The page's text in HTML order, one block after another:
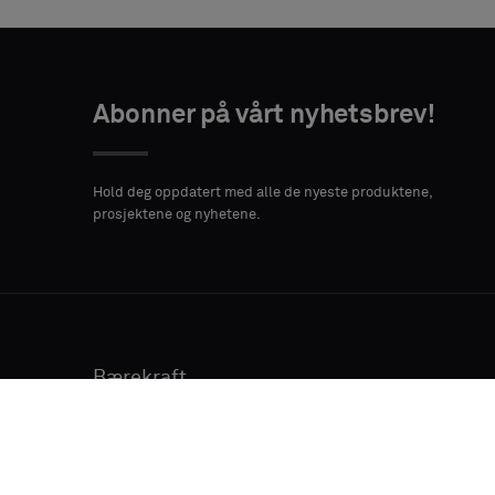
Abonner på vårt nyhetsbrev!
Hold deg oppdatert med alle de nyeste produktene,
prosjektene og nyhetene.
Bærekraft